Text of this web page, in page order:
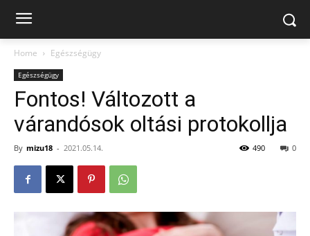
Home Egészségügy
Egészségügy
Fontos! Változott a
várandósok oltási protokollja
By mizu18 - 2021.05.14. 0
490